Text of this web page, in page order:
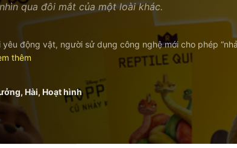
qua đôi mắt của một loài khác.
động vật, người sử dụng công nghệ mới cho phép
thêm
Hài, Hoạt hình